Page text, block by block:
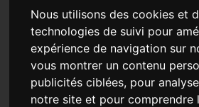
Nous utilisons des cookies et
technologies de suivi pour
expérience de navigation sur
vous montrer un contenu
publicités ciblées, pour
notre site et pour comprendre
L’AVANT
ST AMAND. Y
JUSQU’AU